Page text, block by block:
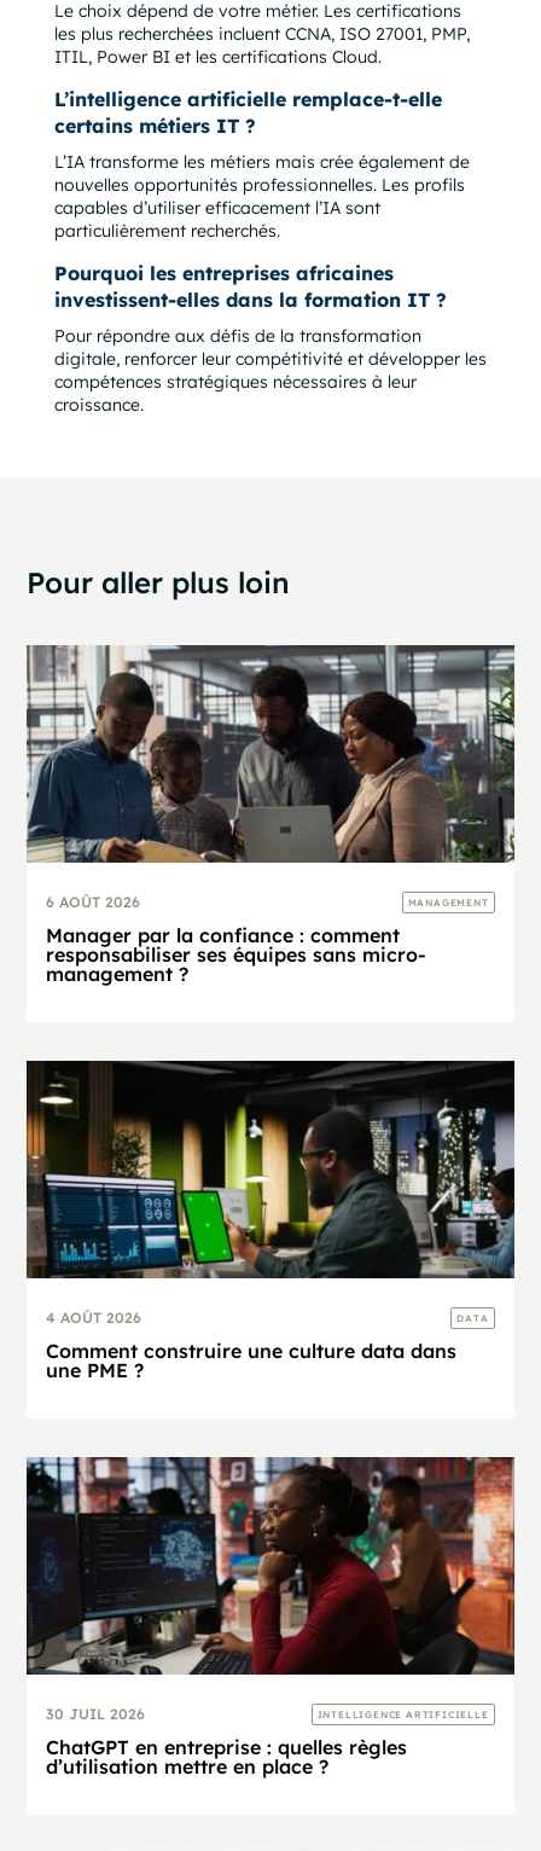
Le choix dépend de votre métier. Les certifications
les plus recherchées incluent CCNA, ISO 27001, PMP,
ITIL, Power BI et les certifications Cloud.
L’intelligence artificielle remplace-t-elle
certains métiers IT ?
L’IA transforme les métiers mais crée également de
nouvelles opportunités professionnelles. Les profils
capables d’utiliser efficacement l’IA sont
particulièrement recherchés.
Pourquoi les entreprises africaines
investissent-elles dans la formation IT ?
Pour répondre aux défis de la transformation
digitale, renforcer leur compétitivité et développer les
compétences stratégiques nécessaires à leur
croissance.
Pour aller plus loin
6 AOÛT 2026 MANAGEMENT
Manager par la confiance : comment
responsabiliser ses équipes sans micro-
management ?
4 AOÛT 2026 DATA
Comment construire une culture data dans
une PME ?
30 JUIL 2026 INTELLIGENCE ARTIFICIELLE
ChatGPT en entreprise : quelles règles
d’utilisation mettre en place ?